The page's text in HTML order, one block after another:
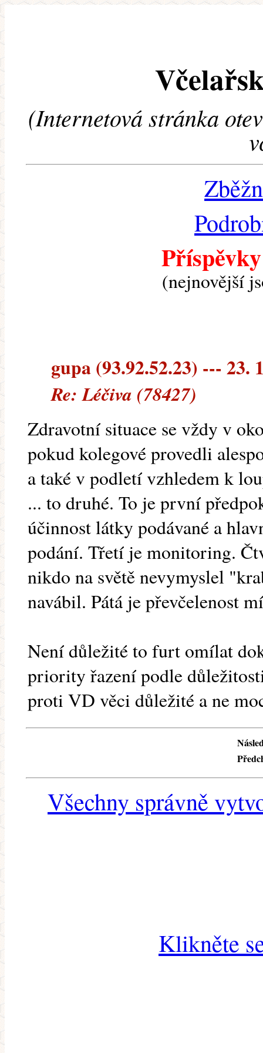
(Internetová stránka
(nejnovější
gupa (93.92.52.23) --- 23.
Re: Léčiva (78427)
Zdravotní situace se vždy v
pokud kolegové provedli
a také v podletí vzhledem k
... to druhé. To je první
účinnost látky podávané a
podání. Třetí je monitoring.
nikdo na světě nevymyslel
navábil. Pátá je převčelenost
Není důležité to furt omílat
priority řazení podle
proti VD věci důležité a ne
Všechny správně
Klikněte